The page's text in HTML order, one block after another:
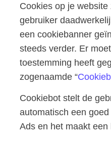
Cookies op je
gebruiker
een cookiebanner
steeds verder. Er
toestemming heeft
zogenaamde “
Cookiebot stelt de
automatisch een
Ads en het maakt